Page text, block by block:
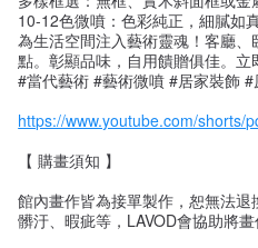
10-12色微噴：色彩純正，細膩如
為生活空間注入藝術靈魂！客廳
點。彰顯品味，自用饋贈俱佳。立
#當代藝術 #藝術微噴 #居家裝飾
https://www.youtube.com/shorts/
【 購畫須知 】
館內畫作皆為接單製作，恕無法退
髒汙、暇疵等，LAVOD會協助將畫